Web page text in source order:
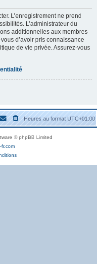
L’enregistrement ne prend
L’administrateur du
additionnelles aux membres
d’avoir pris connaissance
de vie privée. Assurez-vous
Heures au formatUTC+01:00
© phpBB Limited